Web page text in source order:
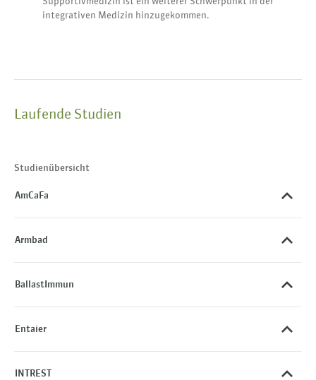
integrativen Medizin hinzugekommen.
Laufende Studien
Studienübersicht
AmCaFa
Armbad
BallastImmun
Entaier
INTREST